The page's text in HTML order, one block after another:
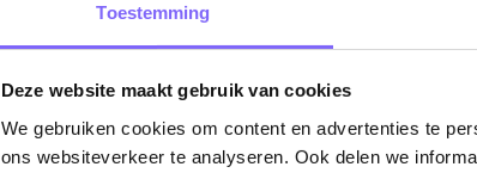
Toestemming
Deze website maakt gebruik van cookies
We gebruiken cookies om content en advertenties te
ons websiteverkeer te analyseren. Ook delen we